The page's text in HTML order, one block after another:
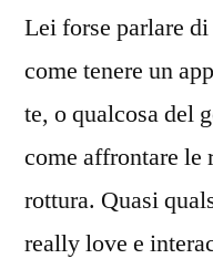
Lei forse parlare
come tenere un
te, o qualcosa del
come affrontare le
rottura. Quasi
really love e